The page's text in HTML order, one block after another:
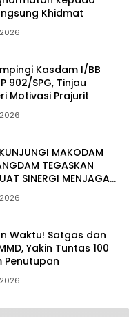
Khidmat
Kasdam I/BB
902/SPG, Tinjau
Motivasi Prajurit
MAKODAM
TEGASKAN
SINERGI MENJAGA
Waktu! Satgas dan
Yakin Tuntas 100
Penutupan